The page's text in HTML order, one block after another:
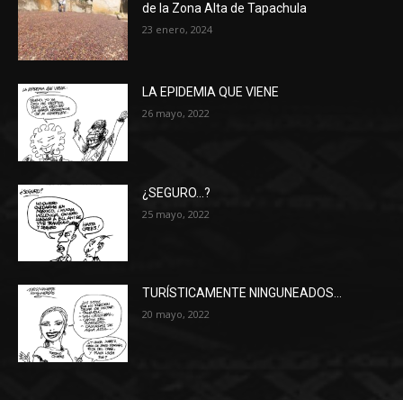
de la Zona Alta de Tapachula
23 enero, 2024
LA EPIDEMIA QUE VIENE
26 mayo, 2022
¿SEGURO…?
25 mayo, 2022
TURÍSTICAMENTE NINGUNEADOS…
20 mayo, 2022